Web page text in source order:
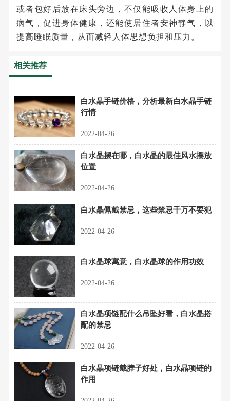
或者包好后放在床头旁边，不仅能吸收人体身上的
病气，促进身体健康，还能使居住者安神静气，以
提高睡眠质量，从而减轻人体思想负担和压力。
相关推荐
白水晶手链价格，分析最新白水晶手链
行情
2022-04-26
白水晶摆在哪，白水晶的最佳风水摆放
位置
2022-04-26
白水晶佩戴禁忌，这些禁忌千万不要犯
2022-04-26
白水晶球寓意，白水晶球的作用功效
2022-04-26
白水晶项链配什么吊坠好看，白水晶搭
配的禁忌
2022-04-26
白水晶项链戴脖子好处，白水晶项链的
作用